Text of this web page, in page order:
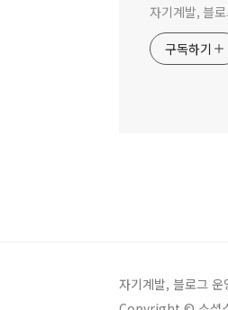
자기계발, 블
구독하기
자기계발, 블로그